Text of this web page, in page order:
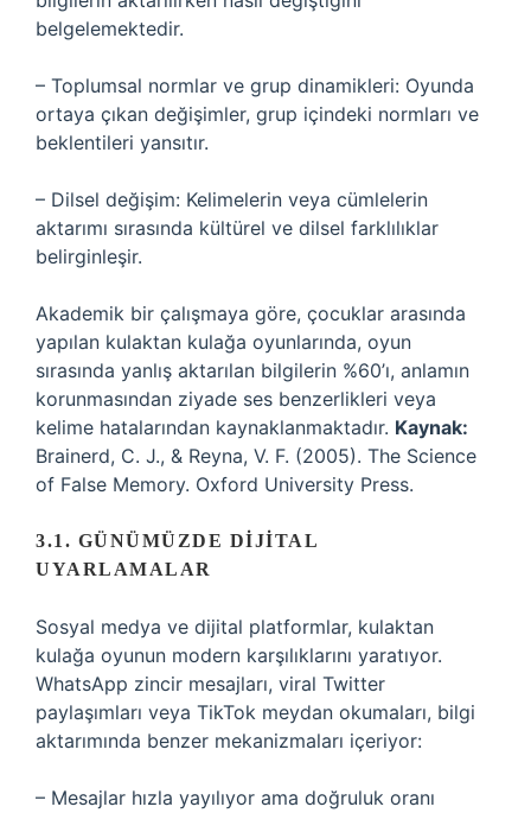
belgelemektedir.
– Toplumsal normlar ve grup dinamikleri: Oyunda
ortaya çıkan değişimler, grup içindeki normları ve
beklentileri yansıtır.
– Dilsel değişim: Kelimelerin veya cümlelerin
aktarımı sırasında kültürel ve dilsel farklılıklar
belirginleşir.
Akademik bir çalışmaya göre, çocuklar arasında
yapılan kulaktan kulağa oyunlarında, oyun
sırasında yanlış aktarılan bilgilerin %60’ı, anlamın
korunmasından ziyade ses benzerlikleri veya
kelime hatalarından kaynaklanmaktadır. Kaynak:
Brainerd, C. J., & Reyna, V. F. (2005). The Science
of False Memory. Oxford University Press.
3.1. GÜNÜMÜZDE DIJITAL
UYARLAMALAR
Sosyal medya ve dijital platformlar, kulaktan
kulağa oyunun modern karşılıklarını yaratıyor.
WhatsApp zincir mesajları, viral Twitter
paylaşımları veya TikTok meydan okumaları, bilgi
aktarımında benzer mekanizmaları içeriyor:
– Mesajlar hızla yayılıyor ama doğruluk oranı